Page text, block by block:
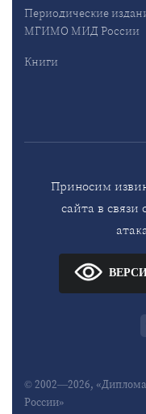
Периодические
МГИМО МИД России
Книги
Приносим
сайта в
© 2002—2026,
России»